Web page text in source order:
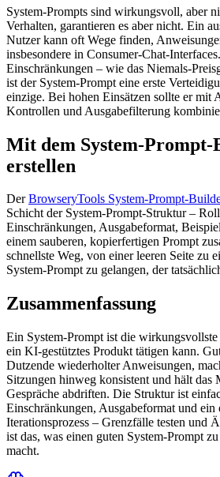
System-Prompts sind wirkungsvoll, aber
Verhalten, garantieren es aber nicht. Ein
Nutzer kann oft Wege finden,
insbesondere in Consumer-Chat-
Einschränkungen – wie das Niemals-
ist der System-Prompt eine erste
einzige. Bei hohen Einsätzen sollte er mit
Kontrollen und Ausgabefilterung
Mit dem System-
erstellen
Der BrowseryTools System-Prompt-
Schicht der System-Prompt-Struktur –
Einschränkungen, Ausgabeformat,
einem sauberen, kopierfertigen Prompt
schnellste Weg, von einer leeren Seite zu
System-Prompt zu gelangen, der
Zusammenfassung
Ein System-Prompt ist die
ein KI-gestütztes Produkt tätigen kann.
Dutzende wiederholter Anweisungen,
Sitzungen hinweg konsistent und hält
Gespräche abdriften. Die Struktur ist
Einschränkungen, Ausgabeformat und
Iterationsprozess – Grenzfälle testen und
ist das, was einen guten System-Prompt
macht.